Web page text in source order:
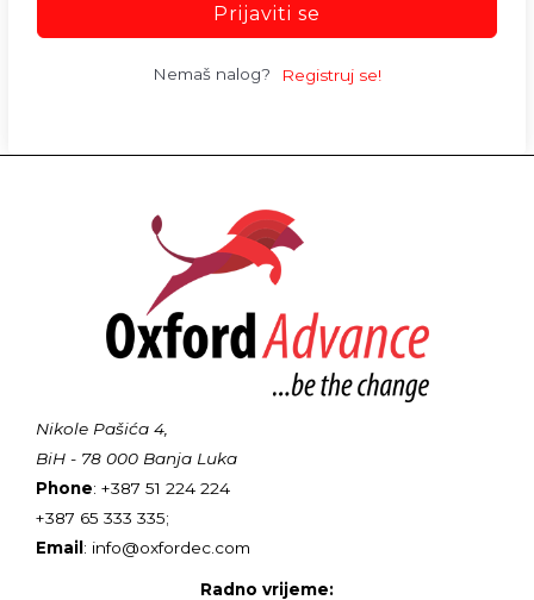
Prijaviti se
Nemaš nalog? Registruj se!
Nikole Pašića 4,
BiH - 78 000 Banja Luka
Phone: +387 51 224 224
+387 65 333 335;
Email: info@oxfordec.com
Radno vrijeme: